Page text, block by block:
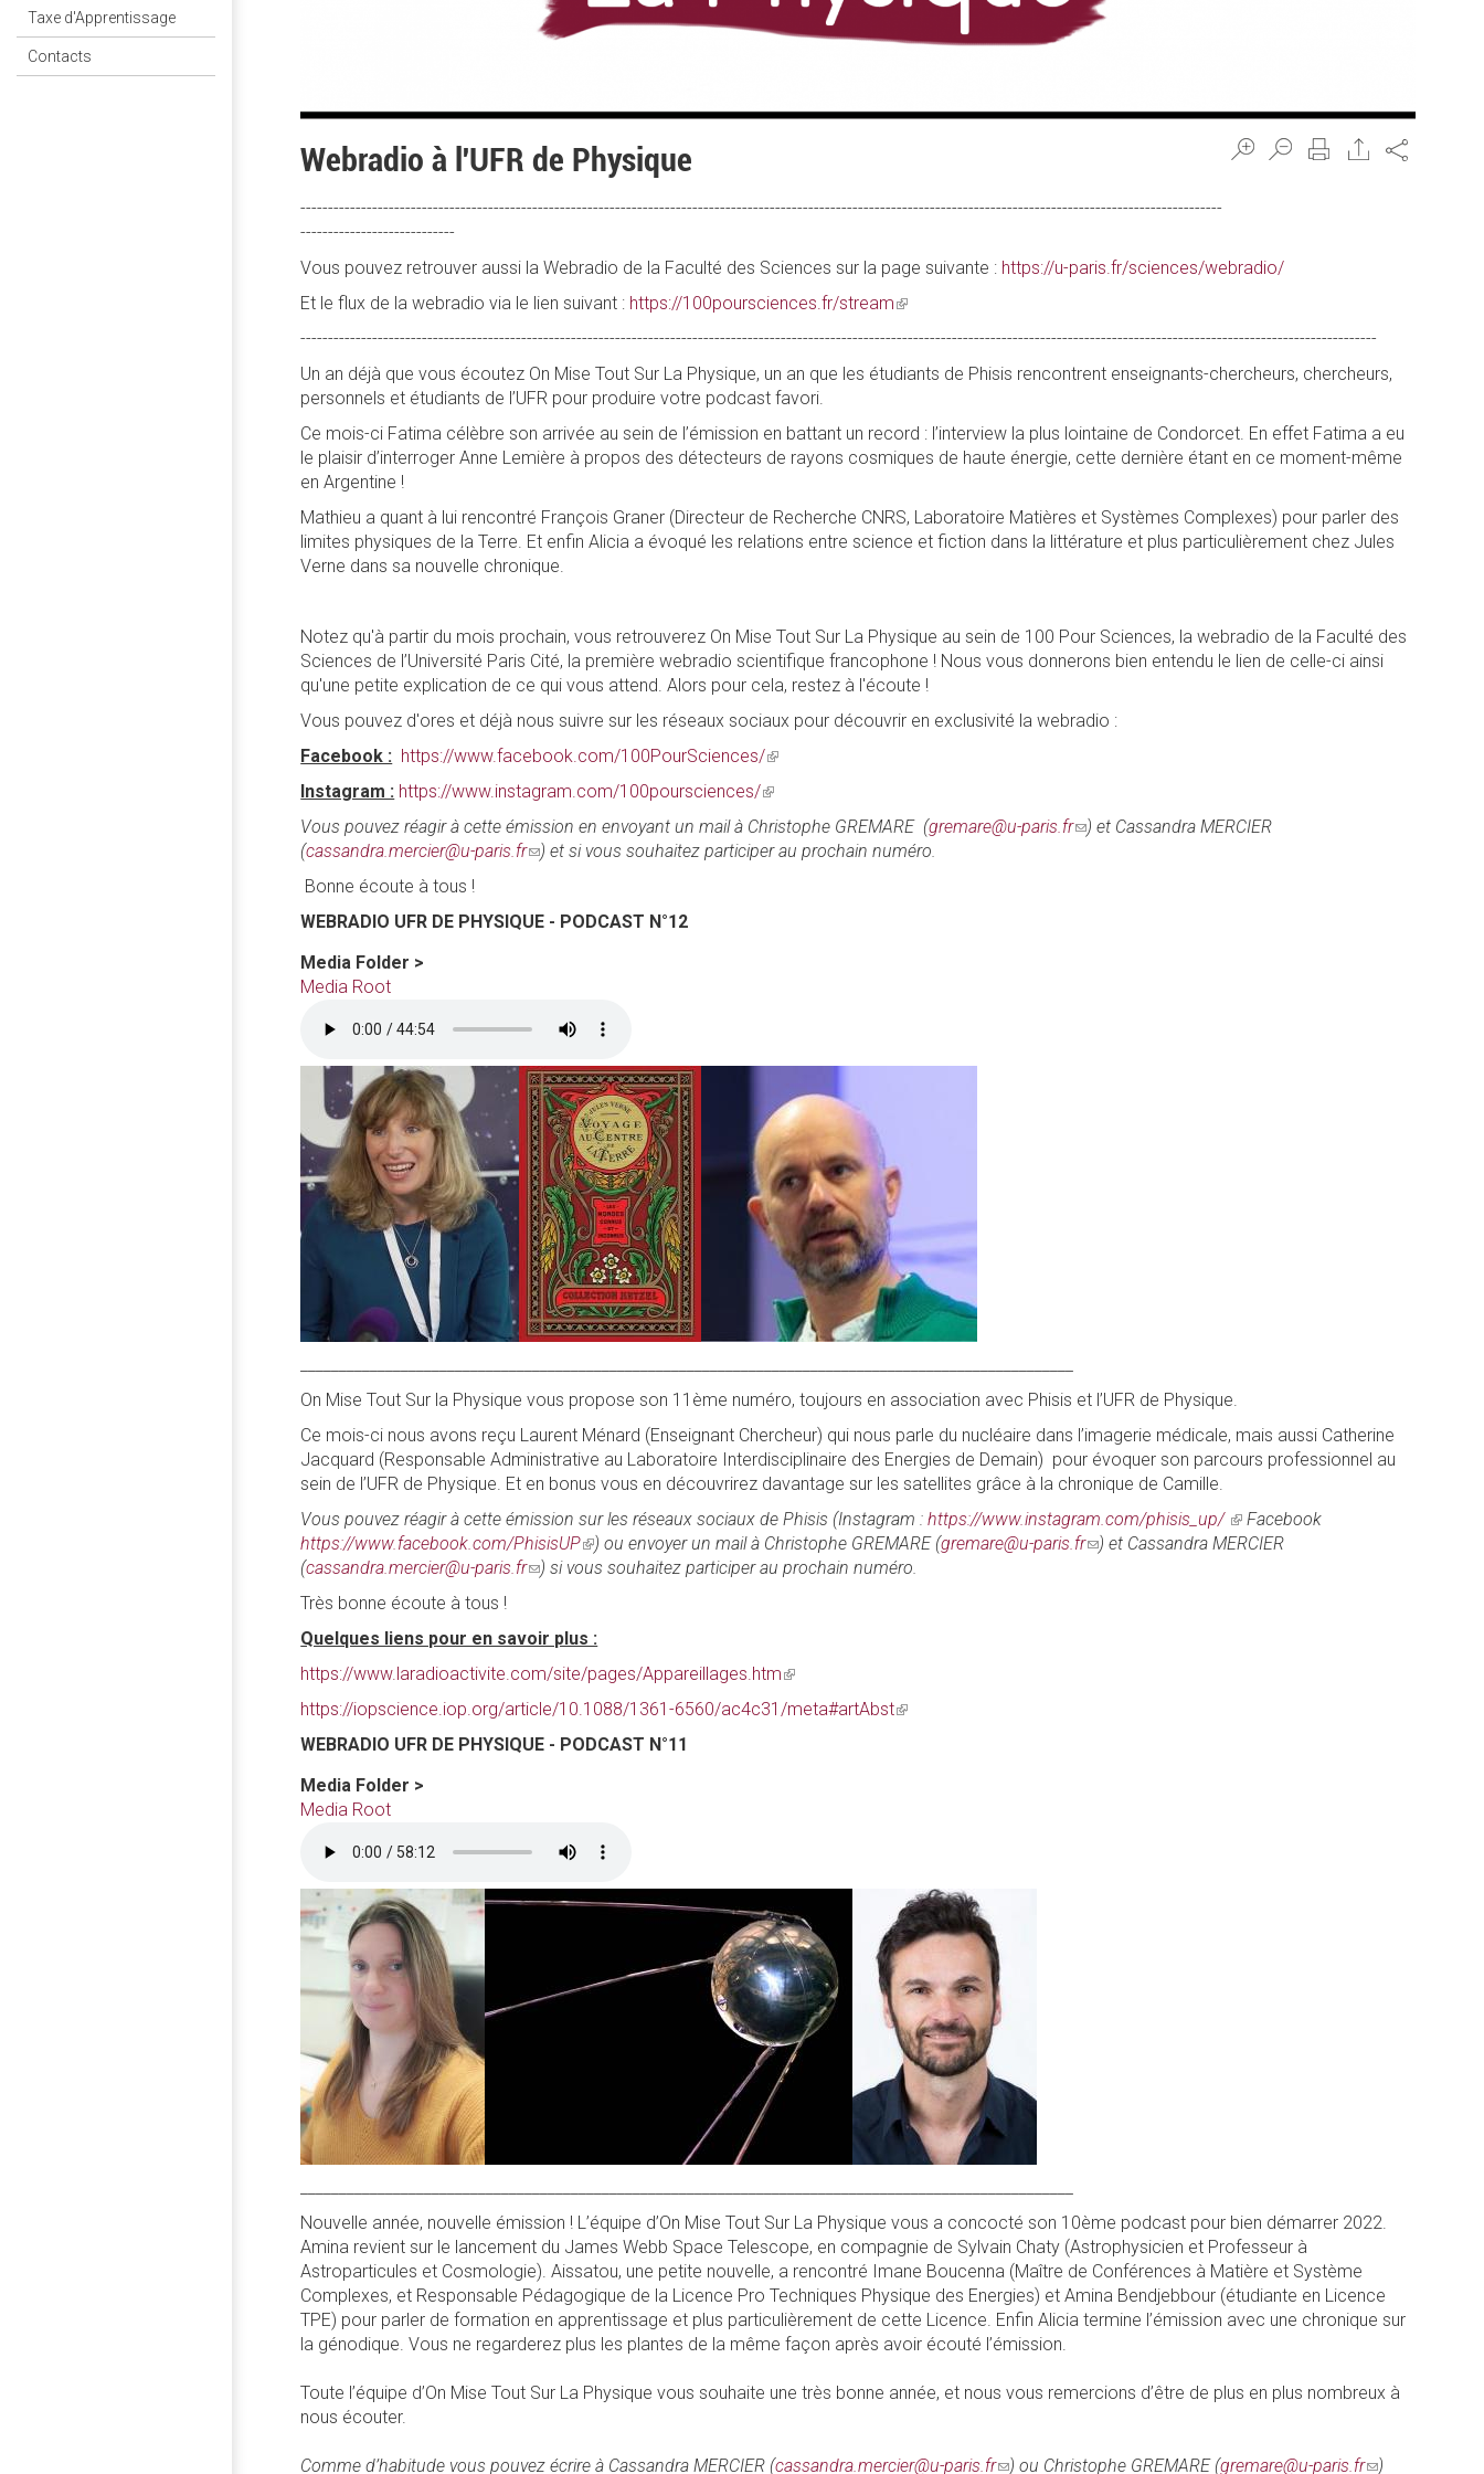
Taxe d'Apprentissage
Contacts
Share
Webradio à l'UFR de Physique
-----------------------------------------------------------------------------------------------------------------------------------------------------------------------
----------------------------
Vous pouvez retrouver aussi la Webradio de la Faculté des Sciences sur la page suivante : https://u-paris.fr/sciences/webradio/
Et le flux de la webradio via le lien suivant : https://100poursciences.fr/stream(link
---------------------------------------------------------------------------------------------------------------------------------------------------------------------------------------------------
Un an déjà que vous écoutez On Mise Tout Sur La Physique, un an que les étudiants de Phisis rencontrent enseignants-chercheurs, chercheurs,
personnels et étudiants de l’UFR pour produire votre podcast favori.
Ce mois-ci Fatima célèbre son arrivée au sein de l’émission en battant un record : l’interview la plus lointaine de Condorcet. En effet Fatima a eu
le plaisir d’interroger Anne Lemière à propos des détecteurs de rayons cosmiques de haute énergie, cette dernière étant en ce moment-même
en Argentine !
Mathieu a quant à lui rencontré François Graner (Directeur de Recherche CNRS, Laboratoire Matières et Systèmes Complexes) pour parler des
limites physiques de la Terre. Et enfin Alicia a évoqué les relations entre science et fiction dans la littérature et plus particulièrement chez Jules
Verne dans sa nouvelle chronique.
Notez qu'à partir du mois prochain, vous retrouverez On Mise Tout Sur La Physique au sein de 100 Pour Sciences, la webradio de la Faculté des
Sciences de l’Université Paris Cité, la première webradio scientifique francophone ! Nous vous donnerons bien entendu le lien de celle-ci ainsi
qu'une petite explication de ce qui vous attend. Alors pour cela, restez à l'écoute !
Vous pouvez d'ores et déjà nous suivre sur les réseaux sociaux pour découvrir en exclusivité la webradio :
Facebook : https://www.facebook.com/100PourSciences/(link
Instagram : https://www.instagram.com/100poursciences/(link
is
external)
Vous pouvez réagir à cette émission en envoyant un mail à Christophe GREMARE (gremare@u-paris.fr(link) et Cassandra MERCIER
(cassandra.mercier@u-paris.fr(link
mail)
) et si vous souhaitez participer au prochain numéro.
Bonne écoute à tous !
WEBRADIO UFR DE PHYSIQUE - PODCAST N°12
Media Folder >
Media Root
On Mise Tout Sur la Physique vous propose son 11ème numéro, toujours en association avec Phisis et l’UFR de Physique.
Ce mois-ci nous avons reçu Laurent Ménard (Enseignant Chercheur) qui nous parle du nucléaire dans l’imagerie médicale, mais aussi Catherine
Jacquard (Responsable Administrative au Laboratoire Interdisciplinaire des Energies de Demain) pour évoquer son parcours professionnel au
sein de l’UFR de Physique. Et en bonus vous en découvrirez davantage sur les satellites grâce à la chronique de Camille.
Vous pouvez réagir à cette émission sur les réseaux sociaux de Phisis (Instagram :https://www.instagram.com/phisis_up/ (link
is
Facebook
https://www.facebook.com/PhisisUP(link
is
) ou envoyer un mail à Christophe GREMARE (gremare@u-paris.fr(link) et Cassandra MERCIER
(cassandra.mercier@u-paris.fr(link
mail)
) si vous souhaitez participer au prochain numéro.
Très bonne écoute à tous !
Quelques liens pour en savoir plus :
https://www.laradioactivite.com/site/pages/Appareillages.htm(link
is
external)
https://iopscience.iop.org/article/10.1088/1361-6560/ac4c31/meta#artAbst(link
WEBRADIO UFR DE PHYSIQUE - PODCAST N°11
Media Folder >
Media Root
Nouvelle année, nouvelle émission ! L’équipe d’On Mise Tout Sur La Physique vous a concocté son 10ème podcast pour bien démarrer 2022.
Amina revient sur le lancement du James Webb Space Telescope, en compagnie de Sylvain Chaty (Astrophysicien et Professeur à
Astroparticules et Cosmologie). Aissatou, une petite nouvelle, a rencontré Imane Boucenna (Maître de Conférences à Matière et Système
Complexes, et Responsable Pédagogique de la Licence Pro Techniques Physique des Energies) et Amina Bendjebbour (étudiante en Licence
TPE) pour parler de formation en apprentissage et plus particulièrement de cette Licence. Enfin Alicia termine l’émission avec une chronique sur
la génodique. Vous ne regarderez plus les plantes de la même façon après avoir écouté l’émission.
Toute l’équipe d’On Mise Tout Sur La Physique vous souhaite une très bonne année, et nous vous remercions d’être de plus en plus nombreux à
nous écouter.
Comme d’habitude vous pouvez écrire à Cassandra MERCIER (cassandra.mercier@u-paris.fr(link) ou Christophe GREMARE (gremare@u-paris.fr(link
)